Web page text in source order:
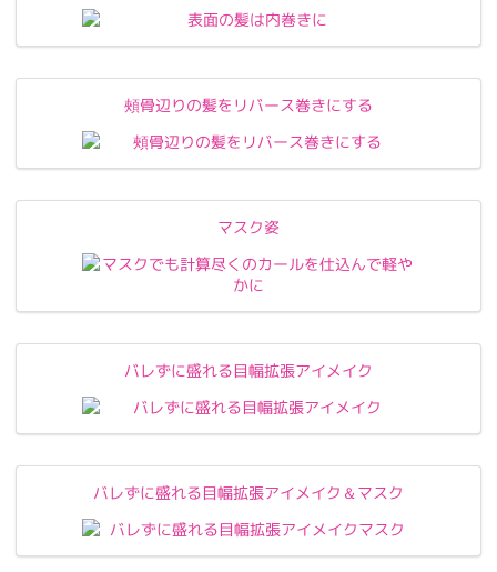
頰骨辺りの髪をリバース巻きにする
マスク姿
バレずに盛れる目幅拡張アイメイク
バレずに盛れる目幅拡張アイメイク＆マスク